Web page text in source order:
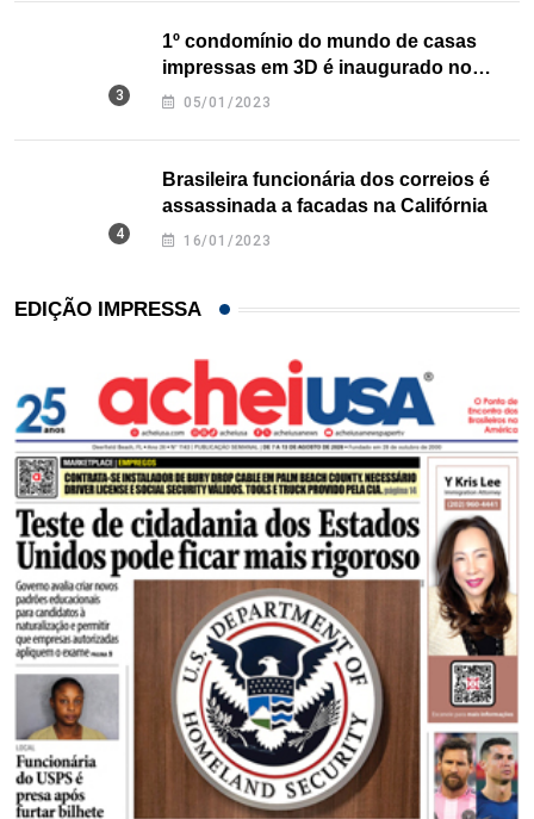
1º condomínio do mundo de casas
impressas em 3D é inaugurado no
Texas
05/01/2023
Brasileira funcionária dos correios é
assassinada a facadas na Califórnia
16/01/2023
EDIÇÃO IMPRESSA